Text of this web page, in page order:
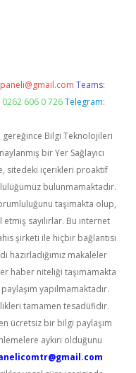
Teams:
606 0 726 Telegram:
gereğince Bilgi Teknolojileri
bir Yer Sağlayıcı
sitedeki içerikleri proaktif
bulunmamaktadır.
taşımakta olup,
sayılırlar. Bu internet
şirketi ile hiçbir bağlantısı
hazırladığımız makaleler
haber niteliği taşımamakta
yapılmamaktadır.
tamamen tesadüfidir.
ücretsiz bir bilgi paylaşım
aykırı olduğunu